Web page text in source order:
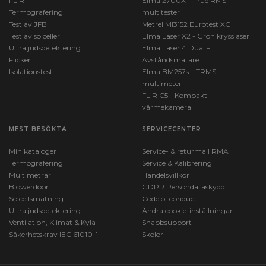
Termografering
Test av JFB
Test av solceller
Ultraljudsdetektering
Flicker
Isolationstest
multitester
Metrel MI3152 Eurotest XC
Elma Laser X2 - Grön krysslaser
Elma Laser 4 Dual –
Avståndsmätare
Elma BM257s – TRMS-
multimeter
FLIR C5 - Kompakt
värmekamera
MEST BESÖKTA
Minikataloger
Termografering
Multimetrar
Blowerdoor
Solcellsmätning
Ultraljudsdetektering
Ventilation, Klimat & Kyla
Säkerhetskrav IEC 61010-1
SERVICECENTER
Service- & returmall RMA
Service & Kalibrering
Handelsvillkor
GDPR Persondataskydd
Code of conduct
Ändra cookie-inställningar
Snabbsupport
Skolor